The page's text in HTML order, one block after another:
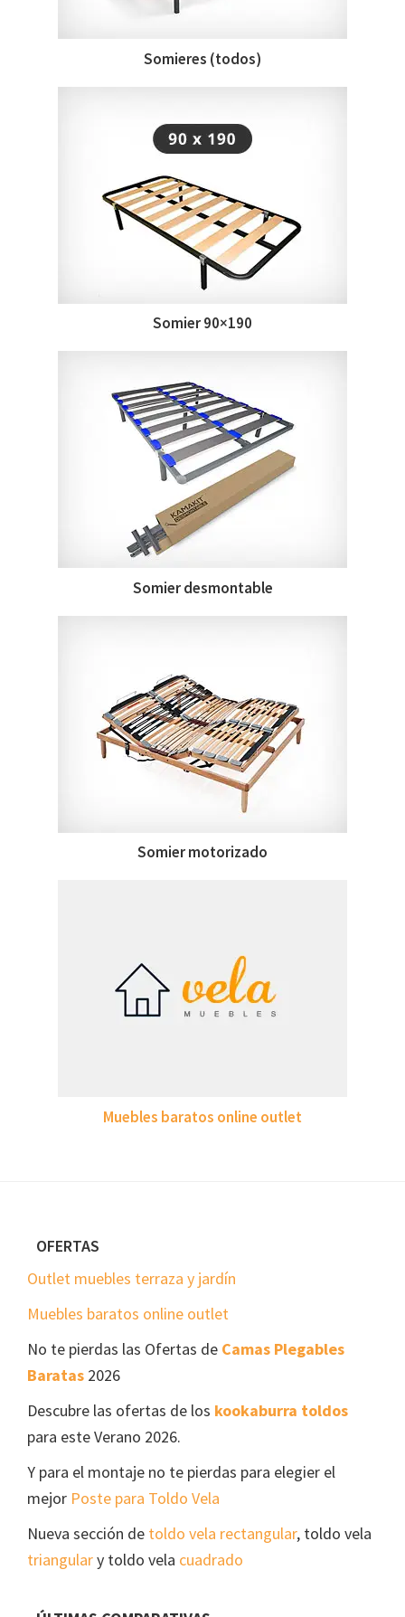
Somieres (todos)
Somier 90×190
Somier desmontable
Somier motorizado
Muebles baratos online outlet
FooterOFERTAS
Outlet muebles terraza y jardín
Muebles baratos online outlet
No te pierdas las Ofertas de Camas Plegables
Baratas 2026
Descubre las ofertas de los kookaburra toldos
para este Verano 2026.
Y para el montaje no te pierdas para elegier el
mejor Poste para Toldo Vela
Nueva sección de toldo vela rectangular, toldo vela
triangulary toldo vela cuadrado